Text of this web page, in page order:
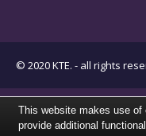
© 2020 KTE. - all rights
This website makes use of
provide additional